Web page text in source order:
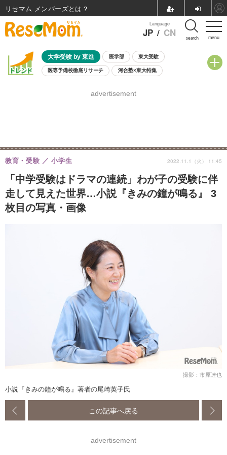
menu
Language
JP / CN search
大学受験 by 東進 医学部 東大受験
医専予備校徹底リサーチ 河合塾×東大特集
8月開催学校説明会・相談会
advertisement
「中学受験はドラマの連続」わが子の受験に伴
走して見えた世界…小説『きみの鐘が鳴る』 3
枚目の写真・画像
教育・受験 小学生 2022.11.1（火） 11:45
撮影：市原達也
小説『きみの鐘が鳴る』著者の尾崎英子氏
この記事へ戻る
advertisement
リセマム メンバーズ